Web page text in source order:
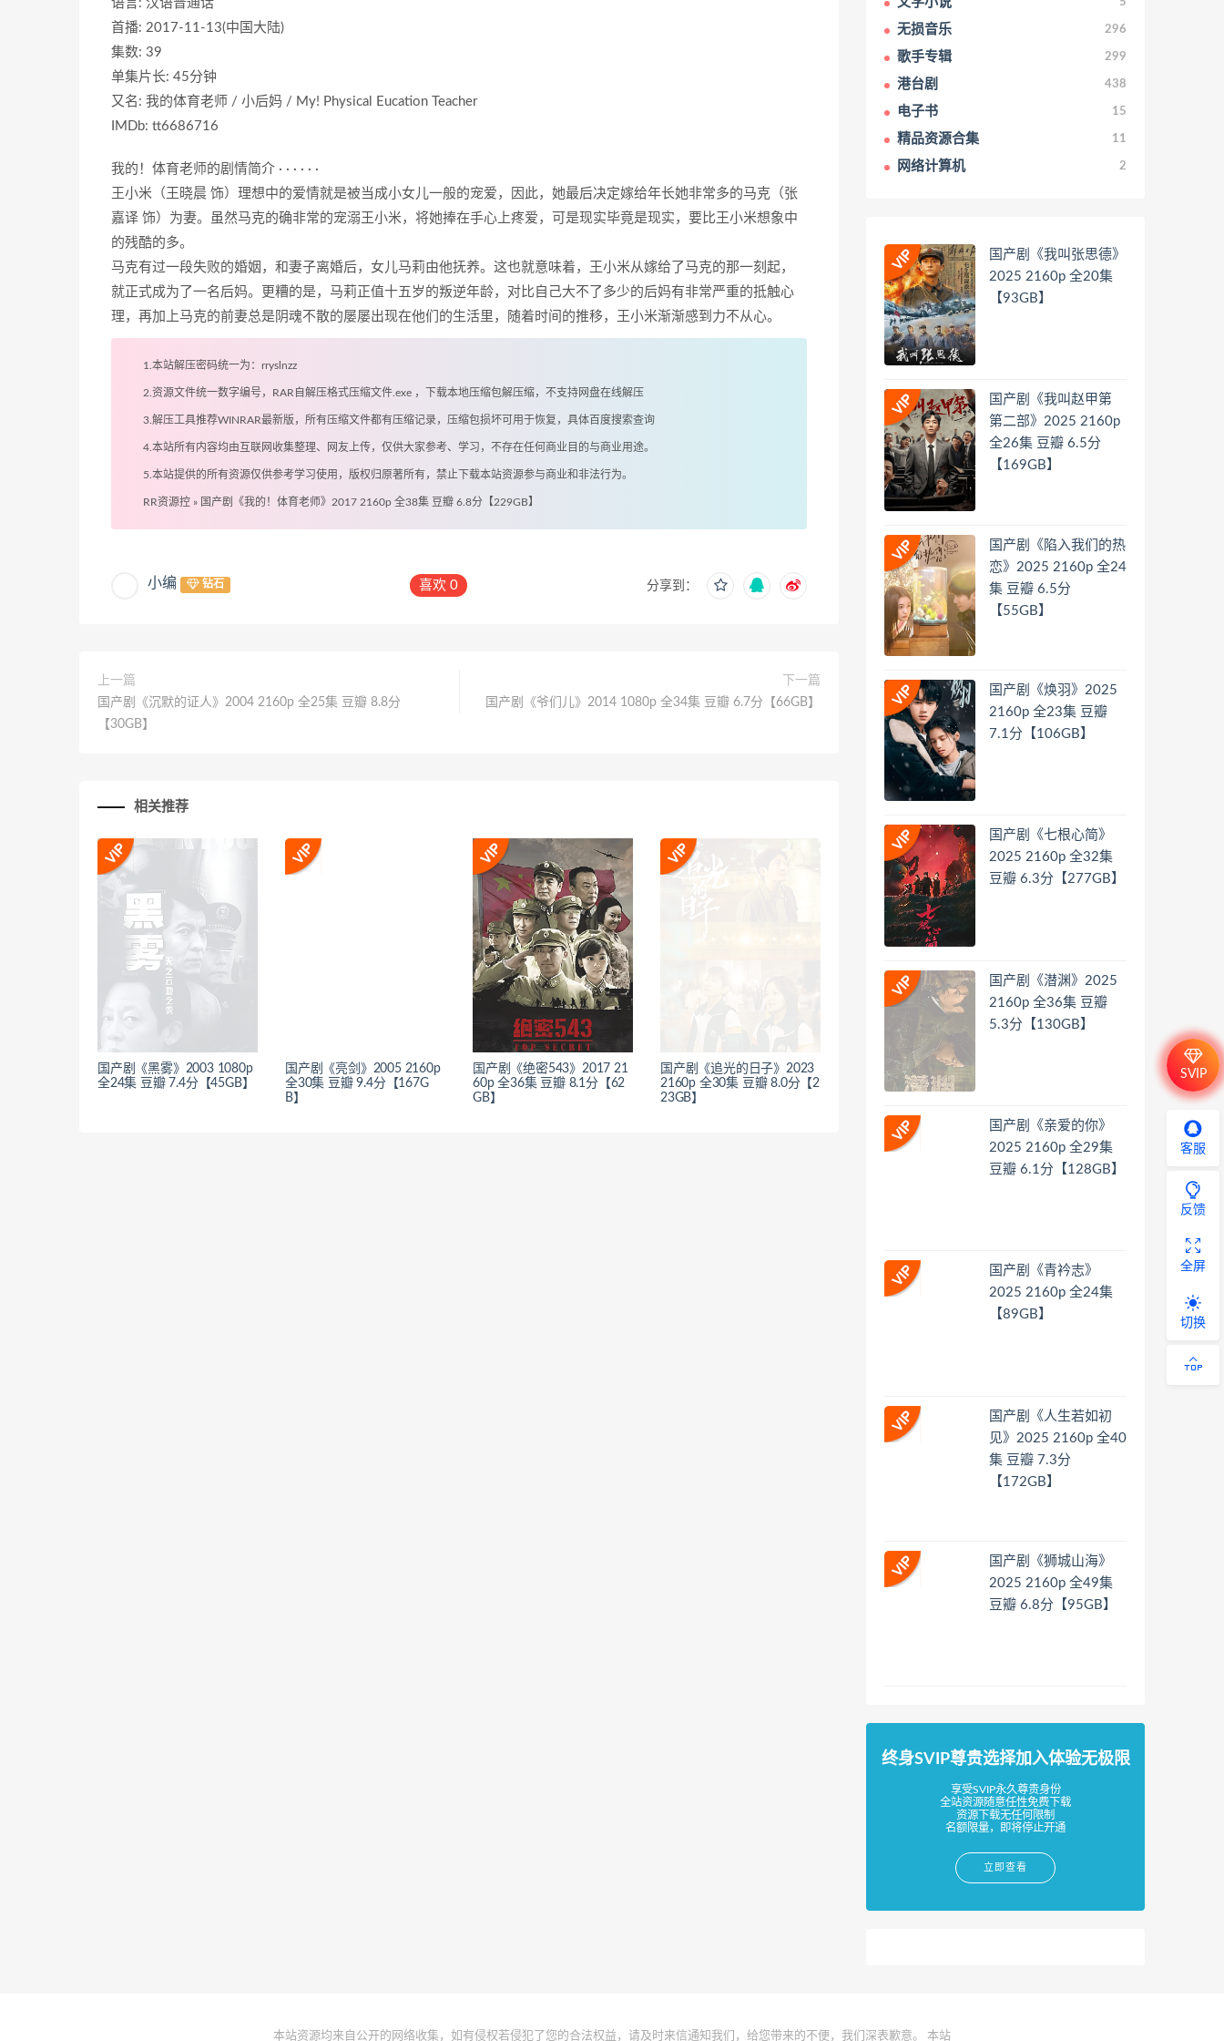
语言: 汉语普通话
首播: 2017-11-13(中国大陆)
集数: 39
单集片长: 45分钟
又名: 我的体育老师 / 小后妈 / My! Physical Eucation Teacher
IMDb: tt6686716
我的！体育老师的剧情简介 · · · · · ·
王小米（王晓晨 饰）理想中的爱情就是被当成小女儿一般的宠爱，因此，她最后决定嫁给年长她非常多的马克（张
嘉译 饰）为妻。虽然马克的确非常的宠溺王小米，将她捧在手心上疼爱，可是现实毕竟是现实，要比王小米想象中
的残酷的多。
马克有过一段失败的婚姻，和妻子离婚后，女儿马莉由他抚养。这也就意味着，王小米从嫁给了马克的那一刻起，
就正式成为了一名后妈。更糟的是，马莉正值十五岁的叛逆年龄，对比自己大不了多少的后妈有非常严重的抵触心
理，再加上马克的前妻总是阴魂不散的屡屡出现在他们的生活里，随着时间的推移，王小米渐渐感到力不从心。
1.本站解压密码统一为：rryslnzz
2.资源文件统一数字编号，RAR自解压格式压缩文件.exe ，下载本地压缩包解压缩，不支持网盘在线解压
3.解压工具推荐WINRAR最新版，所有压缩文件都有压缩记录，压缩包损坏可用于恢复，具体百度搜索查询
4.本站所有内容均由互联网收集整理、网友上传，仅供大家参考、学习，不存在任何商业目的与商业用途。
5.本站提供的所有资源仅供参考学习使用，版权归原著所有，禁止下载本站资源参与商业和非法行为。
RR资源控 » 国产剧《我的！体育老师》2017 2160p 全38集 豆瓣 6.8分【229GB】
小编 钻石 喜欢0 分享到：
上一篇
国产剧《沉默的证人》2004 2160p 全25集 豆瓣 8.8分
【30GB】
下一篇
国产剧《爷们儿》2014 1080p 全34集 豆瓣 6.7分【66GB】
相关推荐
国产剧《黑雾》2003 1080p
全24集 豆瓣 7.4分【45GB】
国产剧《亮剑》2005 2160p
全30集 豆瓣 9.4分【167G
B】
国产剧《绝密543》2017 21
60p 全36集 豆瓣 8.1分【62
GB】
国产剧《追光的日子》2023
2160p 全30集 豆瓣 8.0分【2
23GB】
无损音乐 296
歌手专辑 299
港台剧 438
电子书 15
精品资源合集 11
网络计算机 2
国产剧《我叫张思德》
2025 2160p 全20集
【93GB】
国产剧《我叫赵甲第
第二部》2025 2160p
全26集 豆瓣 6.5分
【169GB】
国产剧《陷入我们的热
恋》2025 2160p 全24
集 豆瓣 6.5分
【55GB】
国产剧《焕羽》2025
2160p 全23集 豆瓣
7.1分【106GB】
国产剧《七根心简》
2025 2160p 全32集
豆瓣 6.3分【277GB】
国产剧《潜渊》2025
2160p 全36集 豆瓣
5.3分【130GB】
国产剧《亲爱的你》
2025 2160p 全29集
豆瓣 6.1分【128GB】
国产剧《青衿志》
2025 2160p 全24集
【89GB】
国产剧《人生若如初
见》2025 2160p 全40
集 豆瓣 7.3分
【172GB】
国产剧《狮城山海》
2025 2160p 全49集
豆瓣 6.8分【95GB】
终身SVIP尊贵选择加入体验无极限
享受SVIP永久尊贵身份
全站资源随意任性免费下载
资源下载无任何限制
名额限量，即将停止开通
立即查看
本站资源均来自公开的网络收集，如有侵权若侵犯了您的合法权益，请及时来信通知我们，给您带来的不便，我们深表歉意。 本站
SVIP
客服
反馈
全屏
切换